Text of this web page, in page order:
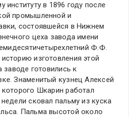
институту в 1896 году после
промышленной и
состоявшейся в Нижнем
цеха завода имени
Ф.Ф.
изготовления этой
заводе готовились к
Знаменитый кузнец Алексей
Шкарин работал
сковал пальму из куска
Пальма высотой около